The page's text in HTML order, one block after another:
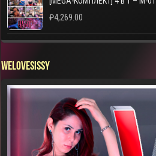
₽4,269.00
WELOVESISSY